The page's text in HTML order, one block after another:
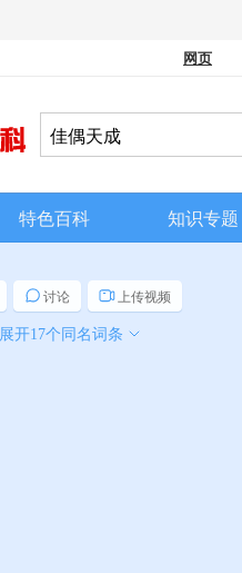
网页
特色百科 知识专题
讨论 上传视频
展开17个同名词条